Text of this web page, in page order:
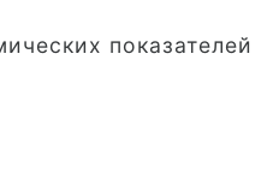
показателей